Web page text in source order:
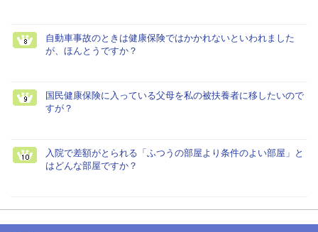
自動車事故のときは健康保険ではかかれないといわれました
が、ほんとうですか？
国民健康保険に入っている父母を私の被扶養者に移したいので
すが？
入院で差額がとられる「ふつうの部屋より条件のよい部屋」と
はどんな部屋ですか？